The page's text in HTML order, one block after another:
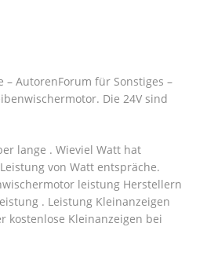
– ‎AutorenForum für Sonstiges –
Die 24V sind
lange . Wieviel Watt hat
von Watt entspräche.
leistung Herstellern
. Leistung Kleinanzeigen
kostenlose Kleinanzeigen bei